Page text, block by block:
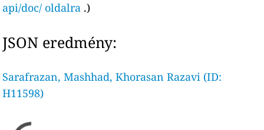
api/doc/ oldalra .)
JSON eredmény:
Sarafrazan, Mashhad, Khorasan Razavi (ID:
H11598)